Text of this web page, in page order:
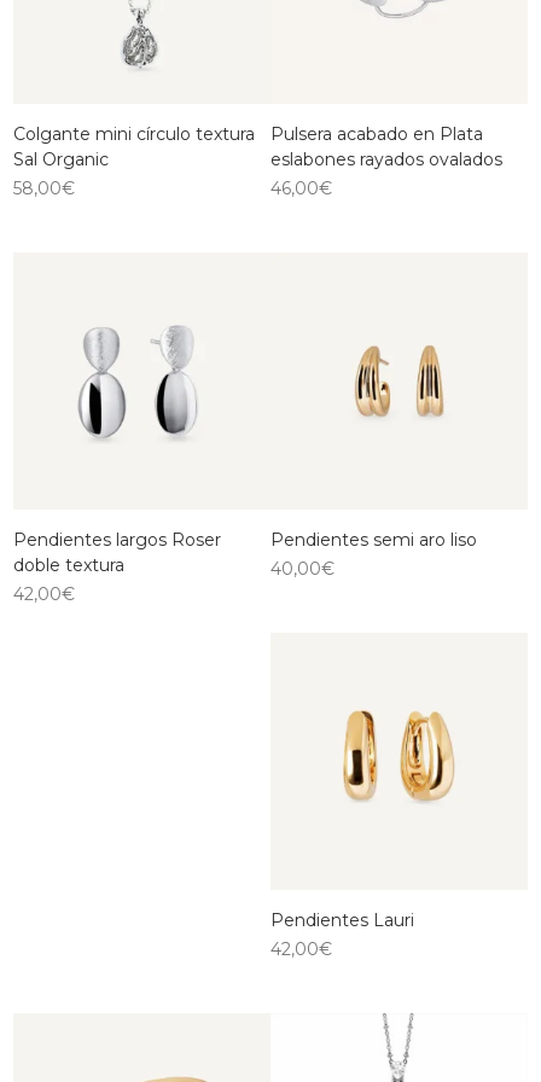
Colgante mini círculo textura
Sal Organic
58,00€
Pulsera acabado en Plata
eslabones rayados ovalados
46,00€
Pendientes largos Roser
doble textura
42,00€
Pendientes semi aro liso
40,00€
Pendientes Lauri
42,00€